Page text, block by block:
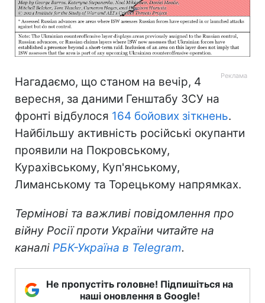
Нагадаємо, що станом на вечір, 4
вересня, за даними Генштабу ЗСУ на
фронті відбулося 164 бойових зіткнень.
Найбільшу активність російські окупанти
проявили на Покровському,
Курахівському, Куп'янському,
Лиманському та Торецькому напрямках.
Термінові та важливі повідомлення про
війну Росії проти України читайте на
каналі РБК-Україна в Telegram.
Не пропустіть головне! Підпишіться на
наші оновлення в Google!